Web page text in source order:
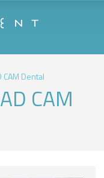
CAM Dental
CAM